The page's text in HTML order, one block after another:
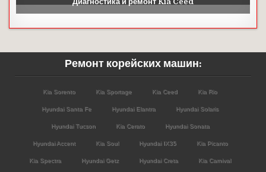
Ремонт корейских машин:
Kia Sorento Kia Sportage Kia Ceed Kia Rio
Hyundai Santa Fe Hyundai Elantra Hyundai Solaris
Hyundai Tucson Kia Cerato Hyundai Sonata
Hyundai Accent Kia Soul Hyundai IX35 Kia Picanto
Kia Spectra Hyundai Getz Hyundai Creta Kia Carnival